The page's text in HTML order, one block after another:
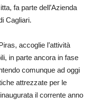
fa parte dell’Azienda
Cagliari.
accoglie l’attività
in parte ancora in fase
comunque ad oggi
attrezzate per le
il corrente anno